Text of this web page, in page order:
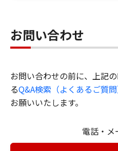
お問い合わせ
お問い合わせの前に、上記
るQ&A検索（よくあるご質問
お願いいたします。
電話・メ